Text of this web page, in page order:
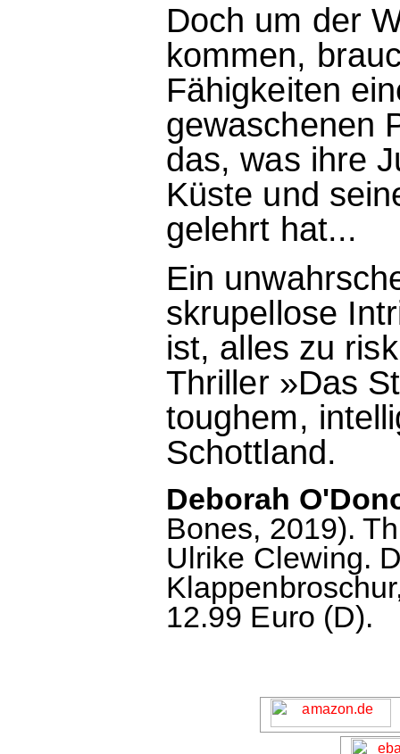
Doch um der
kommen,
Fähigkeiten
gewaschenen
das, was ihre
Küste und
gelehrt hat...
Ein
skrupellose
ist, alles zu
Thriller »Das
toughem,
Schottland.
Deborah
Bones, 2019).
Ulrike Clewing.
12.99 Euro (D).